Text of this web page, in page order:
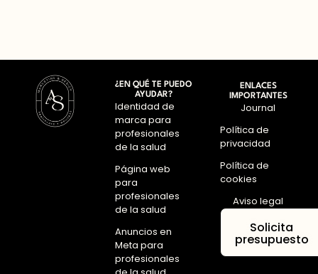
¿EN QUÉ TE PUEDO
AYUDAR?
Identidad de
marca para
profesionales
de la salud
Página web
para
profesionales
de la salud
Anuncios en
Meta para
profesionales
ENLACES
IMPORTANTES
Journal
Política de
privacidad
Política de
cookies
Aviso legal
Solicita
presupuesto